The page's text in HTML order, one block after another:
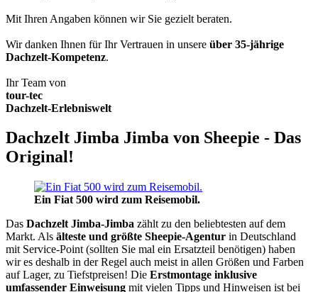
Mit Ihren Angaben können wir Sie gezielt beraten.
Wir danken Ihnen für Ihr Vertrauen in unsere über 35-jährige
Dachzelt-Kompetenz.
Ihr Team von
tour-tec
Dachzelt-Erlebniswelt
Dachzelt Jimba Jimba von Sheepie - Das
Original!
Ein Fiat 500 wird zum Reisemobil.
Das Dachzelt Jimba-Jimba zählt zu den beliebtesten auf dem
Markt. Als älteste und größte Sheepie-Agentur in Deutschland
mit Service-Point (sollten Sie mal ein Ersatzteil benötigen) haben
wir es deshalb in der Regel auch meist in allen Größen und Farben
auf Lager, zu Tiefstpreisen! Die Erstmontage inklusive
umfassender Einweisung mit vielen Tipps und Hinweisen ist bei